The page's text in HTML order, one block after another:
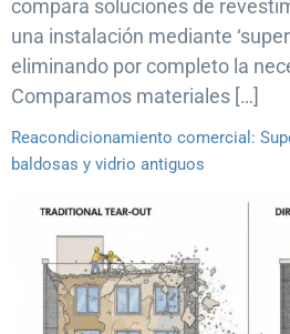
compara soluciones de
una instalación mediante
eliminando por completo la
Comparamos materiales […]
Reacondicionamiento comercial:
baldosas y vidrio antiguos